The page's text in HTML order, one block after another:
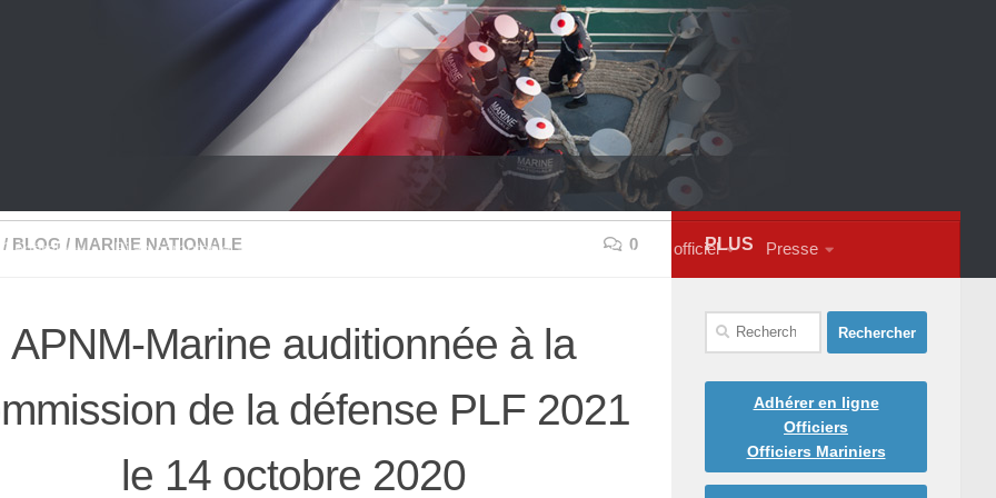
Bilan comptable Courrier officiel Presse
/ BLOG / MARINE NATIONALE 0
APNM-Marine auditionnée à la
de la défense PLF 2021
le 14 octobre 2020
PLUS
Rechercher :
Adhérer en ligne
Officiers
Officiers Mariniers